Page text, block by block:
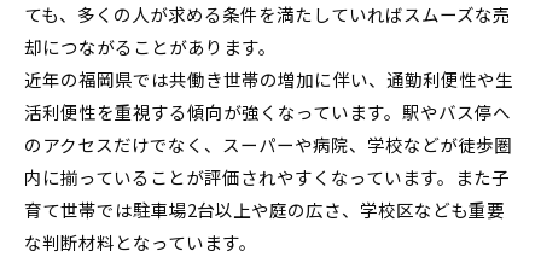
ても、多くの人が求める条件を満たしていればスムーズな売
却につながることがあります。
近年の福岡県では共働き世帯の増加に伴い、通勤利便性や生
活利便性を重視する傾向が強くなっています。駅やバス停へ
のアクセスだけでなく、スーパーや病院、学校などが徒歩圏
内に揃っていることが評価されやすくなっています。また子
育て世帯では駐車場2台以上や庭の広さ、学校区なども重要
な判断材料となっています。